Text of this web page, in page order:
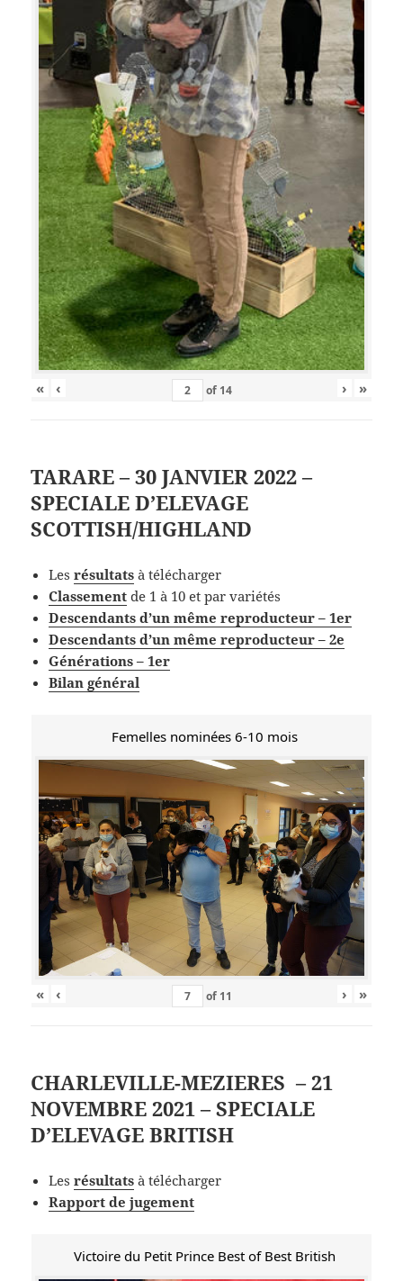
« ‹ of 14 › »
TARARE – 30 JANVIER 2022 –
SPECIALE D’ELEVAGE
SCOTTISH/HIGHLAND
Lesrésultats à télécharger
Classement de 1 à 10 et par variétés
Descendants d’un même reproducteur – 1er
Descendants d’un même reproducteur – 2e
Générations – 1er
Bilan général
Femelles nominées 6-10 mois
« ‹ of 11 › »
CHARLEVILLE-MEZIERES – 21
NOVEMBRE 2021 – SPECIALE
D’ELEVAGE BRITISH
Lesrésultats à télécharger
Rapport de jugement
Victoire du Petit Prince Best of Best British